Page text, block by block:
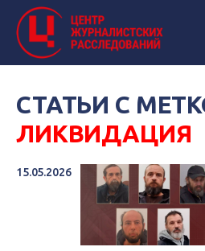
СТАТЬИ С
ЛИКВИДАЦИЯ
15.05.2026